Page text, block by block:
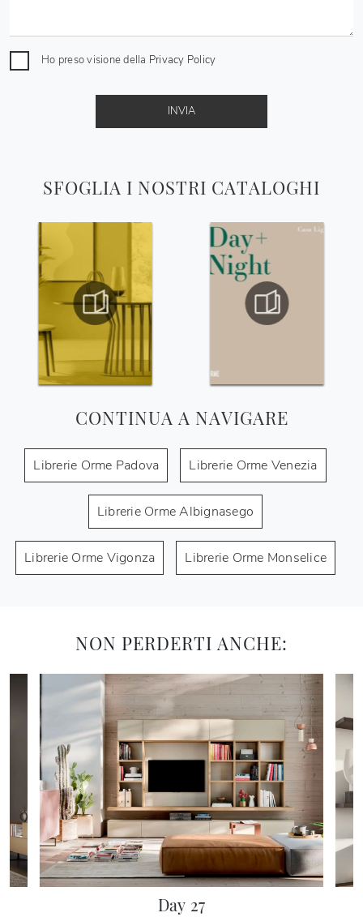
SFOGLIA I NOSTRI CATALOGHI
CONTINUA A NAVIGARE
Librerie Orme Padova Librerie Orme Venezia
Librerie Orme Albignasego
Librerie Orme Vigonza Librerie Orme Monselice
Ho preso visione della Privacy Policy
INVIA
NON PERDERTI ANCHE:
Day 27